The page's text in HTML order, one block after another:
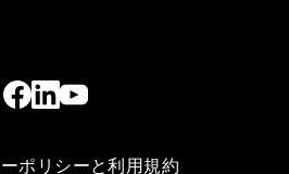
ポリシーと利用規約